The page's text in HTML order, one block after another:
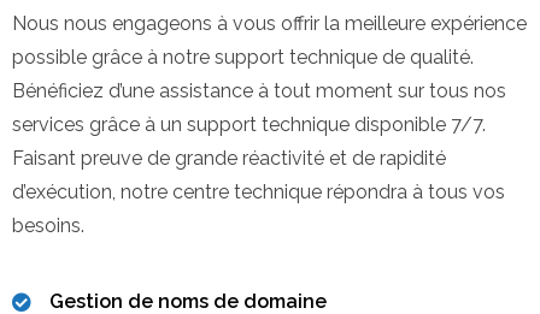
Nous nous engageons à vous offrir la meilleure expérience
possible grâce à notre support technique de qualité.
Bénéficiez d’une assistance à tout moment sur tous nos
services grâce à un support technique disponible 7/7.
Faisant preuve de grande réactivité et de rapidité
d’exécution, notre centre technique répondra à tous vos
besoins.
Gestion de noms de domaine